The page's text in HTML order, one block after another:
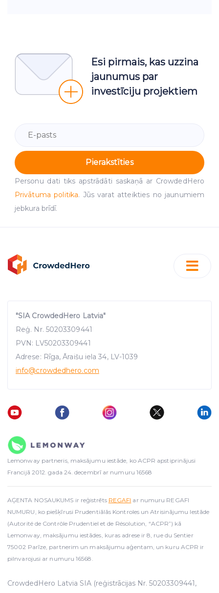
Esi pirmais, kas uzzina
jaunumus par
investīciju projektiem
Pierakstīties
Personu dati tiks apstrādāti saskaņā ar CrowdedHero
Privātuma politika. Jūs varat atteikties no jaunumiem
jebkura brīdī.
"SIA CrowdedHero Latvia"
Reģ. Nr. 50203309441
PVN: LV50203309441
Adrese: Rīga, Āraišu iela 34, LV-1039
info@crowdedhero.com
Lemonway partneris, maksājumu iestāde, ko ACPR apstiprinājusi
Francijā 2012. gada 24. decembrī ar numuru 16568
AĢENTA NOSAUKUMS ir reģistrēts REGAFI ar numuru REGAFI
NUMURU, ko piešķīrusi Prudentiālās Kontroles un Atrisinājumu Iestāde
(Autorité de Contrôle Prudentiel et de Résolution, “ACPR”) kā
Lemonway, maksājumu iestādes, kuras adrese ir 8, rue du Sentier
75002 Parīze, partnerim un maksājumu aģentam, un kuru ACPR ir
pilnvarojusi ar numuru 16568.
CrowdedHero Latvia SIA (reģistrācijas Nr. 50203309441,